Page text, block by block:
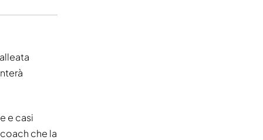
e casi
che la